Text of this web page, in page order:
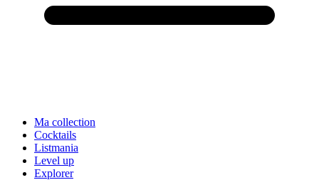
Ma collection
Cocktails
Listmania
Level up
Explorer